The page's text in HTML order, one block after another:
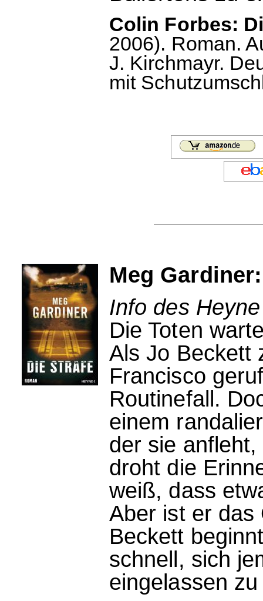
Colin Forbes:
2006). Roman.
J. Kirchmayr.
mit
Meg
Info des
Die Toten
Als Jo Beckett
Francisco
Routinefall.
einem
der sie
droht die
weiß, dass
Aber ist er das
Beckett
schnell, sich
eingelassen